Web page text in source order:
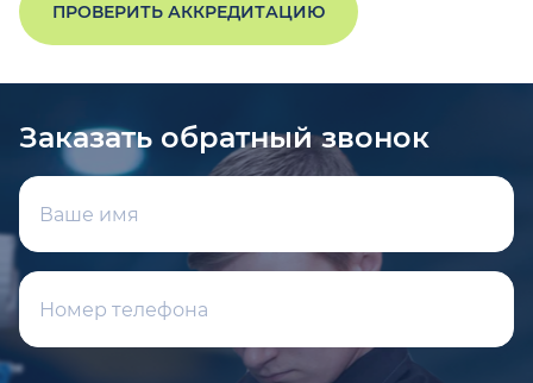
ПРОВЕРИТЬ АККРЕДИТАЦИЮ
Заказать обратный звонок